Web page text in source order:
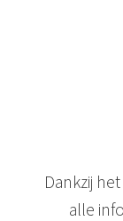
Dankzij
alle